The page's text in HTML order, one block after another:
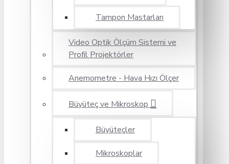
Tampon Mastarları
Video Optik Ölçüm Sistemi ve
Profil Projektörler
Anemometre - Hava Hızı Ölçer
Büyüteç ve Mikroskop
Büyüteçler
Mikroskoplar